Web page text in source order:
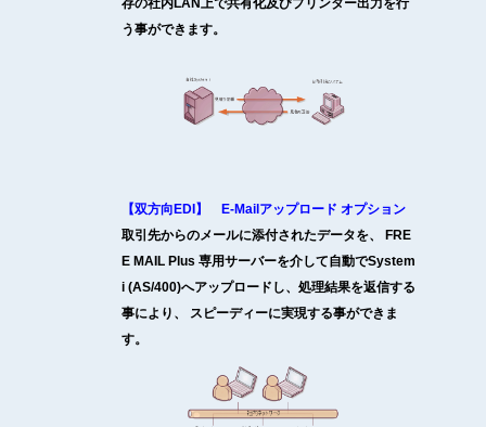
存の社内LAN上で共有化及びプリンター出力を行
う事ができます。
【双方向EDI】 E-Mailアップロード オプション
取引先からのメールに添付されたデータを、 FRE
E MAIL Plus 専用サーバーを介して自動でSystem
i (AS/400)へアップロードし、処理結果を返信する
事により、 スピーディーに実現する事ができま
す。